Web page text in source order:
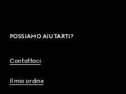
POSSIAMO AIUTARTI?
Contattaci
Il mio ordine